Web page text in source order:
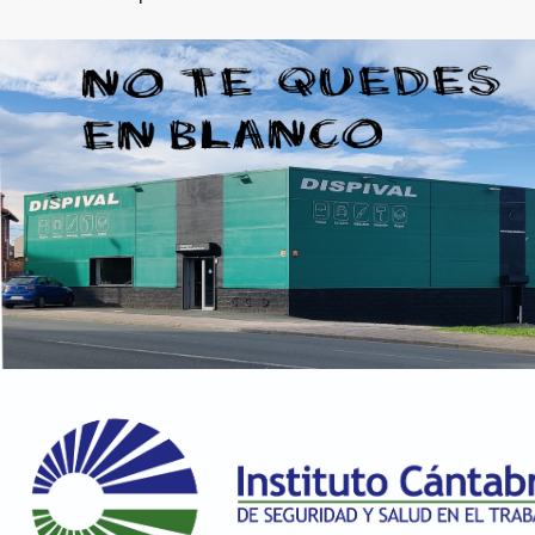
195 en stock
RAL 1024 Amarillo ocre
45.15 €
198 en stock
RAL 1027 Amarillo curry
45.15 €
200 en stock
RAL 1028 Amarillo melón
45.15 €
200 en stock
RAL 1032 Amarillo retama
45.15 €
RAL 1033 Amarillo dalia
45.15 €
195 en stock